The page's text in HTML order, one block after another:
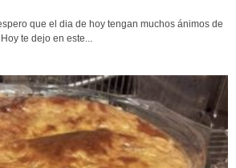
que el dia de hoy tengan muchos ánimos de
te dejo en este...